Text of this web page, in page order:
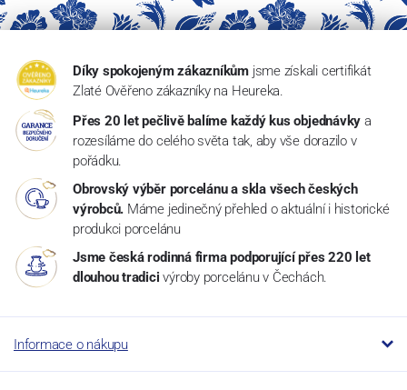
Díky spokojeným zákazníkům jsme získali certifikát
Zlaté Ověřeno zákazníky na Heureka.
Přes 20 let pečlivě balíme každý kus objednávky a
rozesíláme do celého světa tak, aby vše dorazilo v
pořádku.
Obrovský výběr porcelánu a skla všech českých
výrobců. Máme jedinečný přehled o aktuální i historické
produkci porcelánu
Jsme česká rodinná firma podporující přes 220 let
dlouhou tradici výroby porcelánu v Čechách.
Informace o nákupu